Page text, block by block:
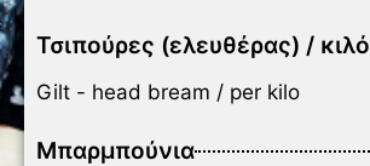
Τσιπούρες (ελευθέρας) / κιλό
Gilt - head bream / per kilo
Μπαρμπούνια